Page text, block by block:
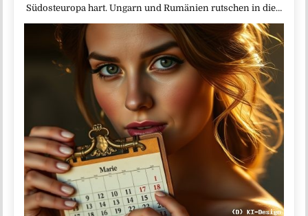
Südosteuropa hart. Ungarn und Rumänien rutschen in die…